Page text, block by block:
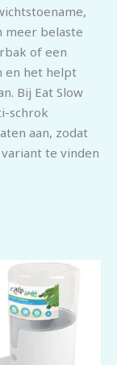
meer belaste
of een
en het helpt
Bij Eat Slow
schrok
aan, zodat
te vinden